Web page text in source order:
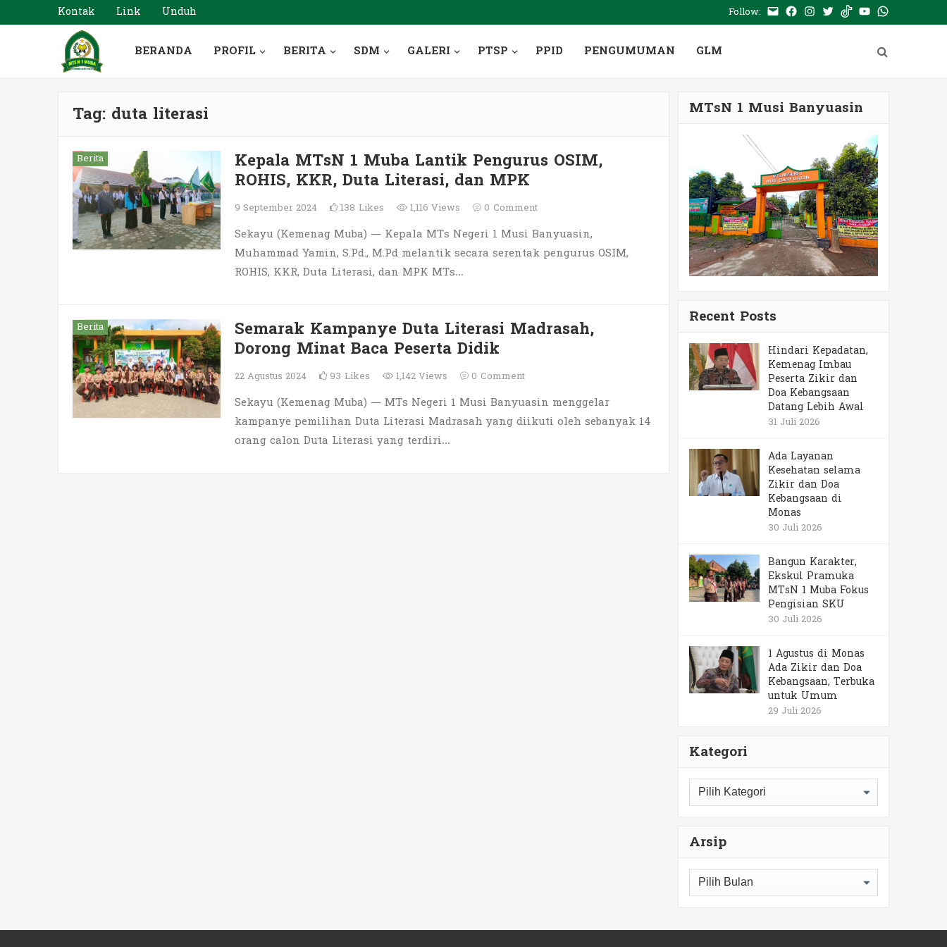
Kontak Link Unduh Follow: E- Facebook
Instagram
TwitterTiktokYoutubeWhatsApp
BERANDA PROFIL BERITA SDM GALERI PTSP PPID PENGUMUMAN GLM
Tag: duta literasi
Berita Kepala MTsN 1 Muba Lantik Pengurus OSIM,
ROHIS, KKR, Duta Literasi, dan MPK
9 September 2024 138 Likes 1,116 Views 0 Comment
Sekayu (Kemenag Muba) — Kepala MTs Negeri 1 Musi Banyuasin,
Muhammad Yamin, S.Pd., M.Pd melantik secara serentak pengurus OSIM,
ROHIS, KKR, Duta Literasi, dan MPK MTs…
Berita Semarak Kampanye Duta Literasi Madrasah,
Dorong Minat Baca Peserta Didik
22 Agustus 2024 93 Likes 1,142 Views 0 Comment
Sekayu (Kemenag Muba) — MTs Negeri 1 Musi Banyuasin menggelar
kampanye pemilihan Duta Literasi Madrasah yang diikuti oleh sebanyak 14
orang calon Duta Literasi yang terdiri…
MTsN 1 Musi Banyuasin
Recent Posts
Hindari Kepadatan,
Kemenag Imbau
Peserta Zikir dan
Doa Kebangsaan
Datang Lebih Awal
31 Juli 2026
Ada Layanan
Kesehatan selama
Zikir dan Doa
Kebangsaan di
Monas
30 Juli 2026
Bangun Karakter,
Ekskul Pramuka
MTsN 1 Muba Fokus
Pengisian SKU
30 Juli 2026
1 Agustus di Monas
Ada Zikir dan Doa
Kebangsaan, Terbuka
untuk Umum
29 Juli 2026
Kategori
Kategori
Arsip
Arsip